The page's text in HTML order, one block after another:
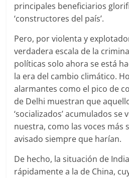
principales beneficiarios
‘constructores del país’.
Pero, por violenta y
verdadera escala de la
políticas solo ahora se está
la era del cambio climático.
alarmantes como el pico de
de Delhi muestran que
‘socializados’ acumulados se
nuestra, como las voces más
avisado siempre que harían.
De hecho, la situación de
rápidamente a la de China,